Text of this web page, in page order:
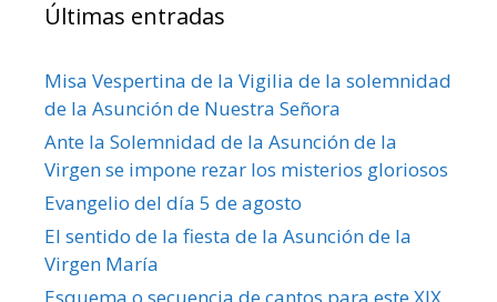
Últimas entradas
Misa Vespertina de la Vigilia de la solemnidad
de la Asunción de Nuestra Señora
Ante la Solemnidad de la Asunción de la
Virgen se impone rezar los misterios gloriosos
Evangelio del día 5 de agosto
El sentido de la fiesta de la Asunción de la
Virgen María